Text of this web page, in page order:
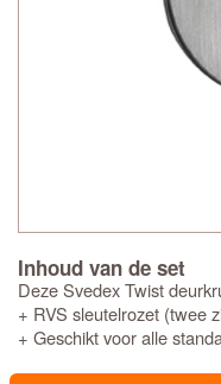
Inhoud van de set
Deze Svedex Twist
+ RVS sleutelrozet (twee
+ Geschikt voor alle